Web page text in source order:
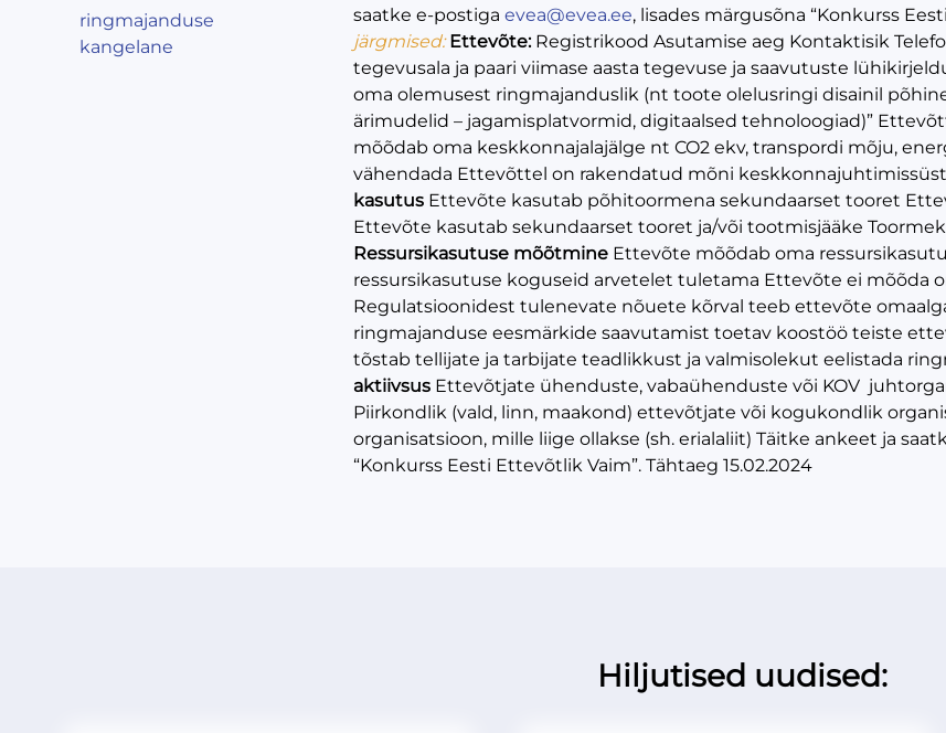
ringmajanduse
kangelane
saatke e-postiga evea@evea.ee, lisades märgusõna “Konkurss
järgmised: Ettevõte:Registrikood Asutamise aeg Kontaktisik
tegevusala ja paari viimase aasta tegevuse ja saavutuste
oma olemusest ringmajanduslik (nt toote olelusringi disainil
ärimudelid – jagamisplatvormid, digitaalsed tehnoloogiad)”
mõõdab oma keskkonnajalajälge nt CO2 ekv, transpordi mõju,
vähendada Ettevõttel on rakendatud mõni
kasutus Ettevõte kasutab põhitoormena sekundaarset tooret
Ettevõte kasutab sekundaarset tooret ja/või tootmisjääke
Ressursikasutuse mõõtmine Ettevõte mõõdab oma
ressursikasutuse koguseid arvetelet tuletama Ettevõte ei mõõda
Regulatsioonidest tulenevate nõuete kõrval teeb ettevõte
ringmajanduse eesmärkide saavutamist toetav koostöö teiste
tõstab tellijate ja tarbijate teadlikkust ja valmisolekut eelistada
aktiivsus Ettevõtjate ühenduste, vabaühenduste või KOV
Piirkondlik (vald, linn, maakond) ettevõtjate või kogukondlik
organisatsioon, mille liige ollakse (sh. erialaliit) Täitke ankeet ja
“Konkurss Eesti Ettevõtlik Vaim”. Tähtaeg 15.02.2024
Hiljutised uudised: